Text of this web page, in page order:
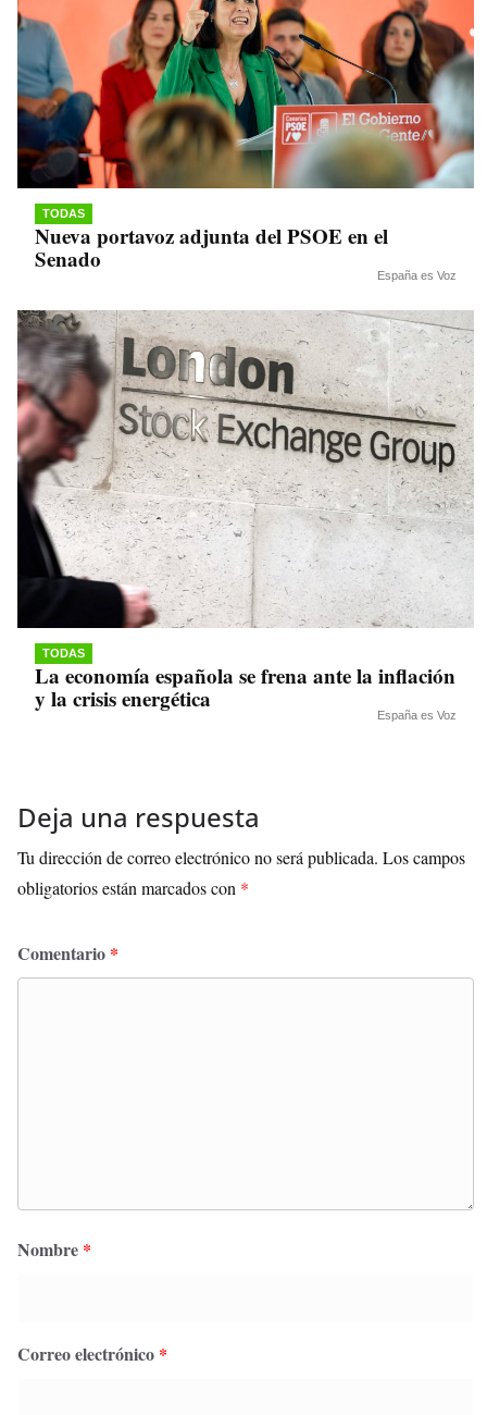
TODAS
Nueva portavoz adjunta del PSOE en el
Senado
España es Voz
TODAS
La economía española se frena ante la inflación
y la crisis energética
España es Voz
Deja una respuesta
Tu dirección de correo electrónico no será publicada. Los campos
obligatorios están marcados con *
Comentario *
Nombre *
Correo electrónico *